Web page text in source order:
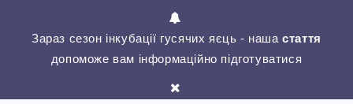
Зараз сезон інкубації гусячих яєць - нашастаття
допоможе вам інформаційно підготуватися